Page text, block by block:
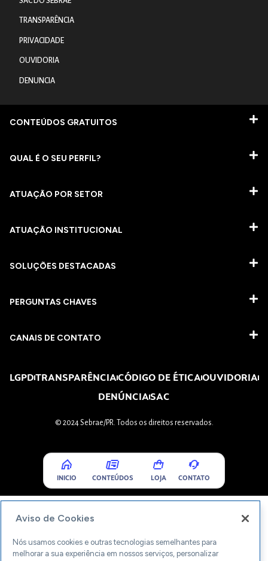
TRANSPARÊNCIA
PRIVACIDADE
OUVIDORIA
DENUNCIA
CONTEÚDOS GRATUITOS
QUAL É O SEU PERFIL?
ATUAÇÃO POR SETOR
ATUAÇÃO INSTITUCIONAL
SOLUÇÕES DESTACADAS
PERGUNTAS CHAVES​
CANAIS DE CONTATO
LGPDTRANSPARÊNCIACÓDIGO DE ÉTICAOUVIDORIA
DENÚNCIASAC
© 2024 Sebrae/PR. Todos os direitos reservados.
INICIO CONTEÚDOS LOJA CONTATO
Aviso de Cookies
Nós usamos cookies e outras tecnologias semelhantes para
melhorar a sua experiência em nossos serviços, personalizar